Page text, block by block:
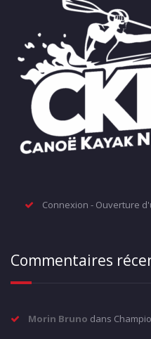
Connexion - Ouverture
Commentaires
Morin Bruno dans